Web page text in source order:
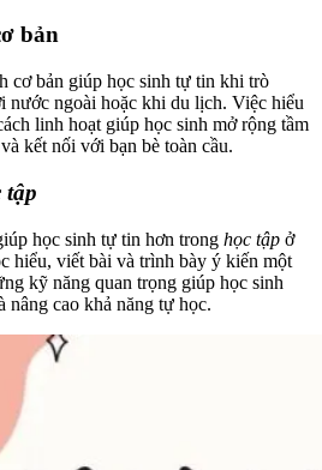
bản
cơ bản giúp học sinh tự tin khi trò
nước ngoài hoặc khi du lịch. Việc hiểu
linh hoạt giúp học sinh mở rộng tầm
kết nối với bạn bè toàn cầu.
tập
học sinh tự tin hơn trong học tập ở
hiểu, viết bài và trình bày ý kiến một
kỹ năng quan trọng giúp học sinh
nâng cao khả năng tự học.